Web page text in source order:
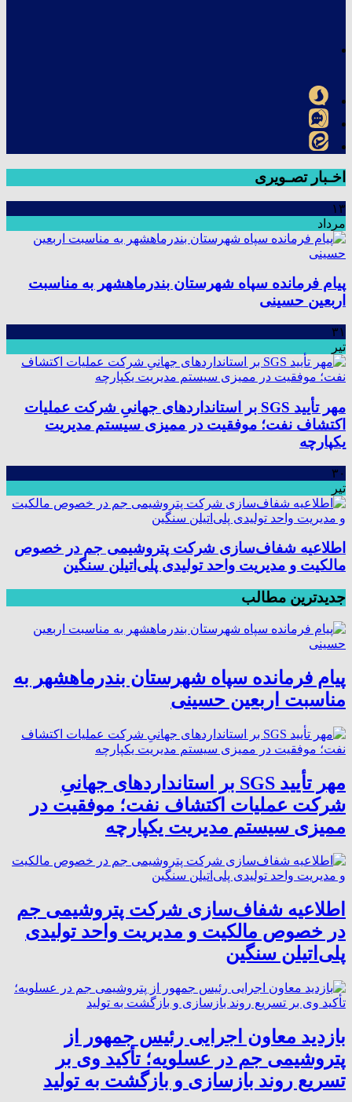
اخـبار تصـویری
۱۳
مرداد
پیام فرمانده سپاه شهرستان بندرماهشهر به مناسبت
اربعین حسینی
۳۱
تیر
مهر تأیید SGS بر استانداردهای جهانیِ شرکت عملیات
اکتشاف نفت؛ موفقیت در ممیزی سیستم مدیریت
یکپارچه
۳۰
تیر
اطلاعیه شفاف‌سازی شرکت پتروشیمی جم در خصوص
مالکیت و مدیریت واحد تولیدی پلی‌اتیلن سنگین
جدیدترین مطالب
پیام فرمانده سپاه شهرستان بندرماهشهر به
مناسبت اربعین حسینی
مهر تأیید SGS بر استانداردهای جهانیِ
شرکت عملیات اکتشاف نفت؛ موفقیت در
ممیزی سیستم مدیریت یکپارچه
اطلاعیه شفاف‌سازی شرکت پتروشیمی جم
در خصوص مالکیت و مدیریت واحد تولیدی
پلی‌اتیلن سنگین
بازدید معاون اجرایی رئیس جمهور از
پتروشیمی جم در عسلویه؛ تأکید وی بر
تسریع روند بازسازی و بازگشت به تولید